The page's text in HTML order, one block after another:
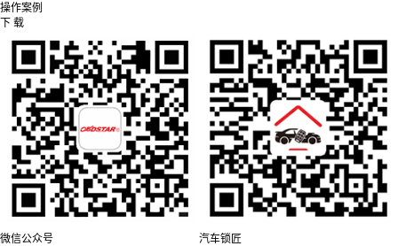
操作案例
下 载
微信公众号
汽车锁匠